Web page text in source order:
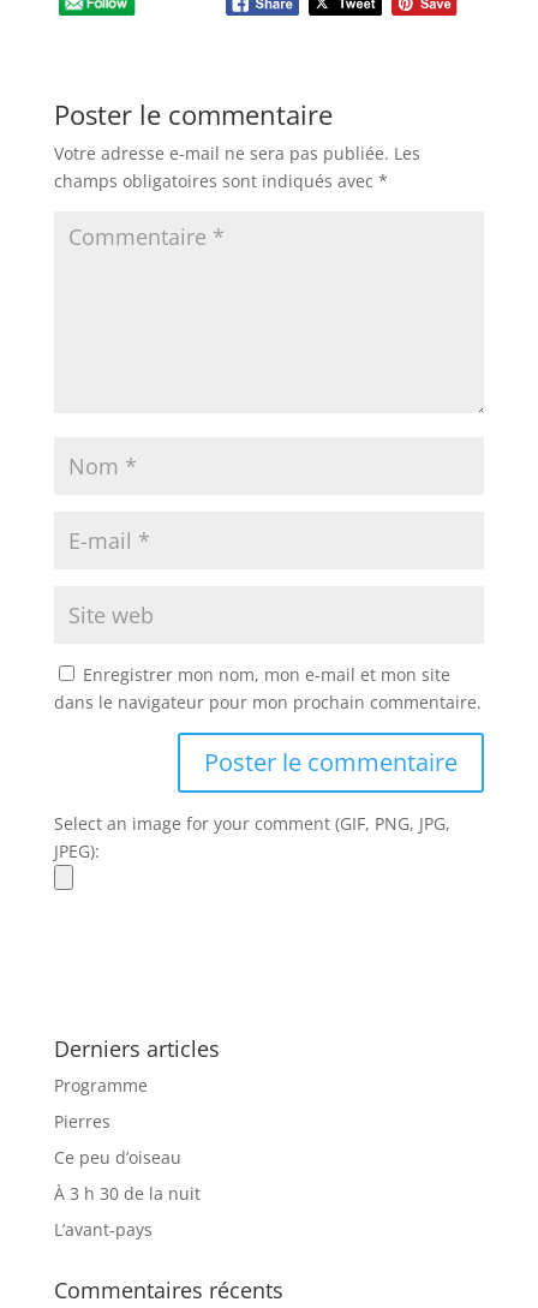
Poster le commentaire
Votre adresse e-mail ne sera pas publiée. Les
champs obligatoires sont indiqués avec *
Enregistrer mon nom, mon e-mail et mon site
dans le navigateur pour mon prochain commentaire.
Select an image for your comment (GIF, PNG, JPG,
JPEG):
Derniers articles
Programme
Pierres
Ce peu d’oiseau
À 3 h 30 de la nuit
L’avant-pays
Commentaires récents